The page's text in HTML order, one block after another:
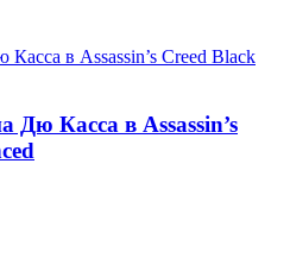
Касса в Assassin’s